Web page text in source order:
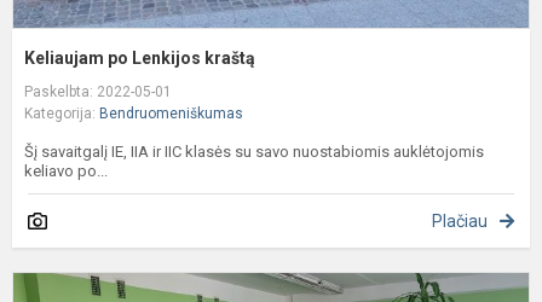
Keliaujam po Lenkijos kraštą
Paskelbta: 2022-05-01
Kategorija: Bendruomeniškumas
Šį savaitgalį IE, IIA ir IIC klasės su savo nuostabiomis auklėtojomis
keliavo po...
Plačiau